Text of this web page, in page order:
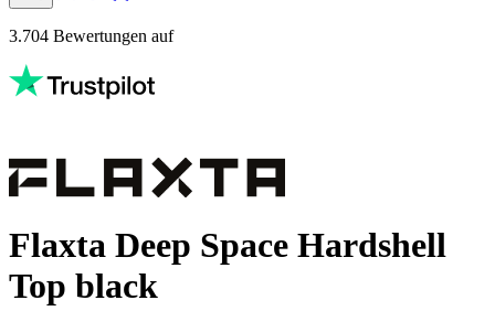
3.704 Bewertungen auf
Flaxta Deep Space Hardshell
Top black